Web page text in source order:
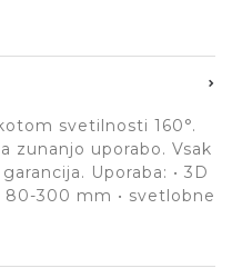
svetilnosti 160°.
zunanjo uporabo. Vsak
Uporaba: • 3D
300 mm • svetlobne